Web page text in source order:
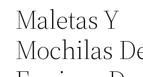
Maletas Y
Mochilas